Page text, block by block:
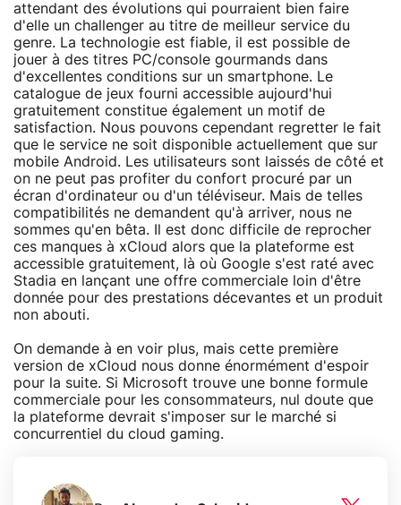
attendant des évolutions qui pourraient bien faire
d'elle un challenger au titre de meilleur service du
genre. La technologie est fiable, il est possible de
jouer à des titres PC/console gourmands dans
d'excellentes conditions sur un smartphone. Le
catalogue de jeux fourni accessible aujourd'hui
gratuitement constitue également un motif de
satisfaction. Nous pouvons cependant regretter le fait
que le service ne soit disponible actuellement que sur
mobile Android. Les utilisateurs sont laissés de côté et
on ne peut pas profiter du confort procuré par un
écran d'ordinateur ou d'un téléviseur. Mais de telles
compatibilités ne demandent qu'à arriver, nous ne
sommes qu'en bêta. Il est donc difficile de reprocher
ces manques à xCloud alors que la plateforme est
accessible gratuitement, là où Google s'est raté avec
Stadia en lançant une offre commerciale loin d'être
donnée pour des prestations décevantes et un produit
non abouti.
On demande à en voir plus, mais cette première
version de xCloud nous donne énormément d'espoir
pour la suite. Si Microsoft trouve une bonne formule
commerciale pour les consommateurs, nul doute que
la plateforme devrait s'imposer sur le marché si
concurrentiel du cloud gaming.